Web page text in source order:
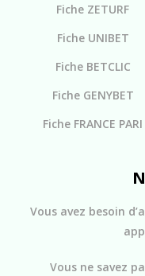
Fiche ZETURF
Fiche UNIBET
Fiche BETCLIC
Fiche GENYBET
Fiche FRANCE PARI
Vous avez besoin
Vous ne savez